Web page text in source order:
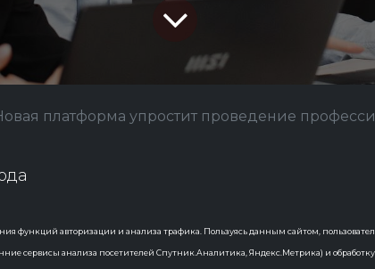
платформа упростит проведение профессиональных
о профессиональных
– на сайтеlider.cap.ru.
функций авторизации и анализа трафика. Пользуясь данным сайтом,
сервисы анализа посетителей Спутник.Аналитика, Яндекс.Метрика) и